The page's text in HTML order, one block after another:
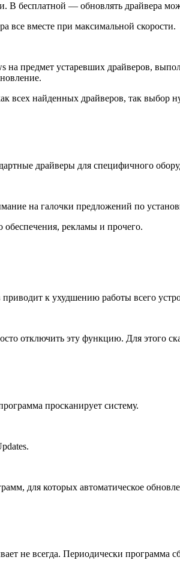
В бесплатной — обновлять драйвера
все вместе при максимальной скорости.
на предмет устаревших драйверов,
всех найденных драйверов, так выбор
драйверы для специфичного
на галочки предложений по
рекламы и прочего.
к ухудшению работы всего
отключить эту функцию. Для этого
просканирует систему.
для которых автоматическое
не всегда. Периодически программа